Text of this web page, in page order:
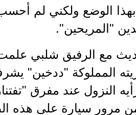
بهذا الوضع ولكني لم
"المريحين".
مع الرفيق شلبي علمت
المملوكة "ددخين"
النزول عند مفرق
مرور سيارة على هذه